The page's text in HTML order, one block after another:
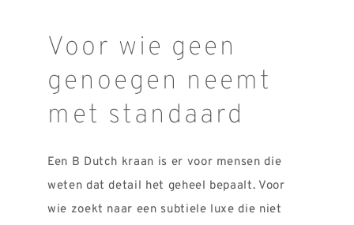
Voor wie geen
genoegen neemt
met standaard
Een B Dutch kraan is er voor mensen die
weten dat detail het geheel bepaalt. Voor
wie zoekt naar een subtiele luxe die niet